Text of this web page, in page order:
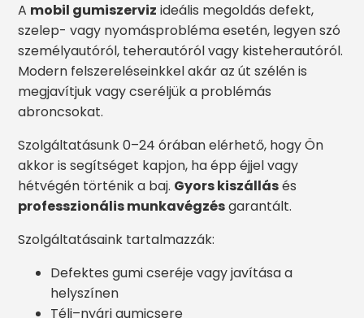
A mobil gumiszerviz ideális megoldás defekt,
szelep- vagy nyomásprobléma esetén, legyen szó
személyautóról, teherautóról vagy kisteherautóról.
Modern felszereléseinkkel akár az út szélén is
megjavítjuk vagy cseréljük a problémás
abroncsokat.
Szolgáltatásunk 0–24 órában elérhető, hogy Ön
akkor is segítséget kapjon, ha épp éjjel vagy
hétvégén történik a baj. Gyors kiszállásés
professzionális munkavégzésgarantált.
Szolgáltatásaink tartalmazzák:
Defektes gumi cseréje vagy javítása a
helyszínen
Téli–nyári gumicsere